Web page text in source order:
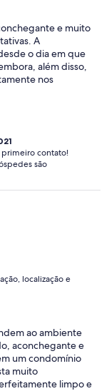
e muito
A
o dia em que
além disso,
nos
de estarmos
nossa
em breve !
contato!
são
localização e
ao ambiente
aconchegante e
um condomínio
muito
limpo e